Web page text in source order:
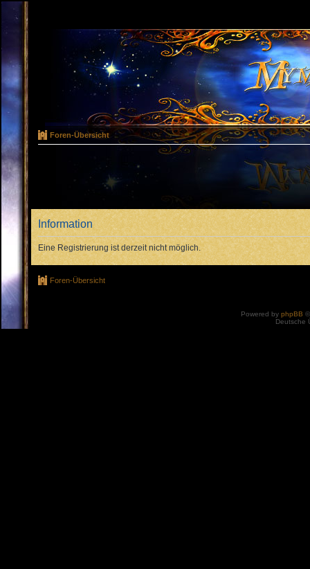
Foren-Übersicht
Information
Eine Registrierung ist derzeit nicht möglich.
Foren-Übersicht
Powered by phpBB
Deutsche